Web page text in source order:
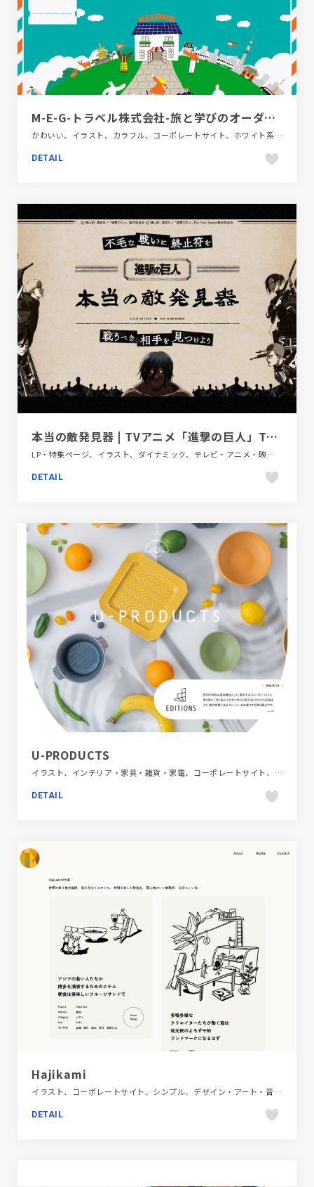
M-E-G-トラベル株式会社-旅と学びのオーダーメイド
かわいい、イラスト、カラフル、コーポレートサイト、ホワイト系、ポップ、旅行・ホテル・観光
DETAIL
本当の敵発見器 | TVアニメ「進撃の巨人」The Final Season
LP・特集ページ、イラスト、ダイナミック、テレビ・アニメ・映画・芸能、ブラック系 、ベージュ・ゴールド系
DETAIL
U-PRODUCTS
イラスト、インテリア・家具・雑貨・家電、コーポレートサイト、シンプル、スクロールエフェクト、ホワイト系、大きめ写真
DETAIL
Hajikami
イラスト、コーポレートサイト、シンプル、デザイン・アート・音楽・文芸、ナチュラル、ポートフォリオ
DETAIL